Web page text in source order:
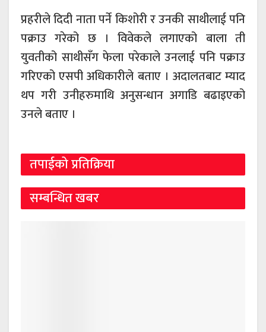
प्रहरीले दिदी नाता पर्ने किशोरी र उनकी साथीलाई पनि
पक्राउ गरेको छ । विवेकले लगाएको बाला ती
युवतीको साथीसँग फेला परेकाले उनलाई पनि पक्राउ
गरिएको एसपी अधिकारीले बताए । अदालतबाट म्याद
थप गरी उनीहरुमाथि अनुसन्धान अगाडि बढाइएको
उनले बताए ।
तपाईको प्रतिक्रिया
सम्बन्धित खबर